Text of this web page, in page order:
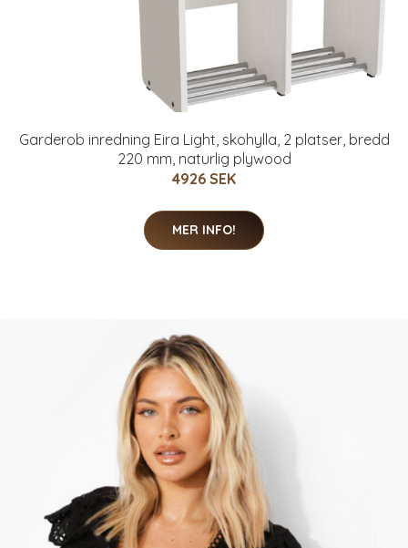
Garderob inredning Eira Light, skohylla, 2 platser, bredd
220 mm, naturlig plywood
4926 SEK
MER INFO!